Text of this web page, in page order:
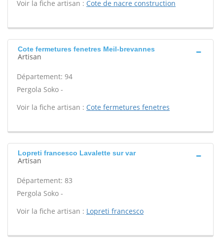
Voir la fiche artisan : Cote de nacre construction
Cote fermetures fenetres Meil-brevannes
Artisan
Département: 94
Pergola Soko -
Voir la fiche artisan : Cote fermetures fenetres
Lopreti francesco Lavalette sur var
Artisan
Département: 83
Pergola Soko -
Voir la fiche artisan : Lopreti francesco